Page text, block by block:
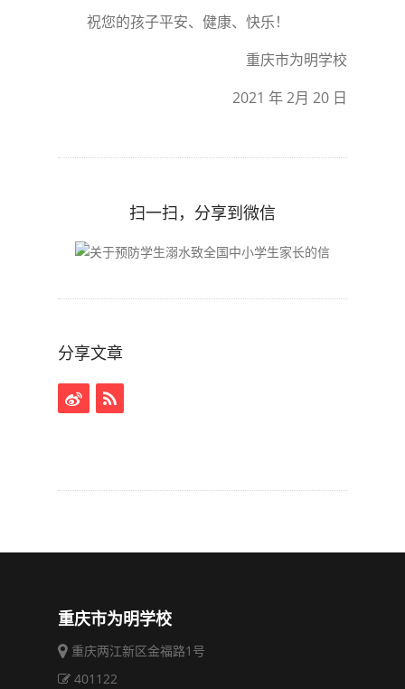
祝您的孩子平安、健康、快乐！
重庆市为明学校
2021 年 2月 20 日
扫一扫，分享到微信
分享文章
重庆市为明学校
重庆两江新区金福路1号
401122